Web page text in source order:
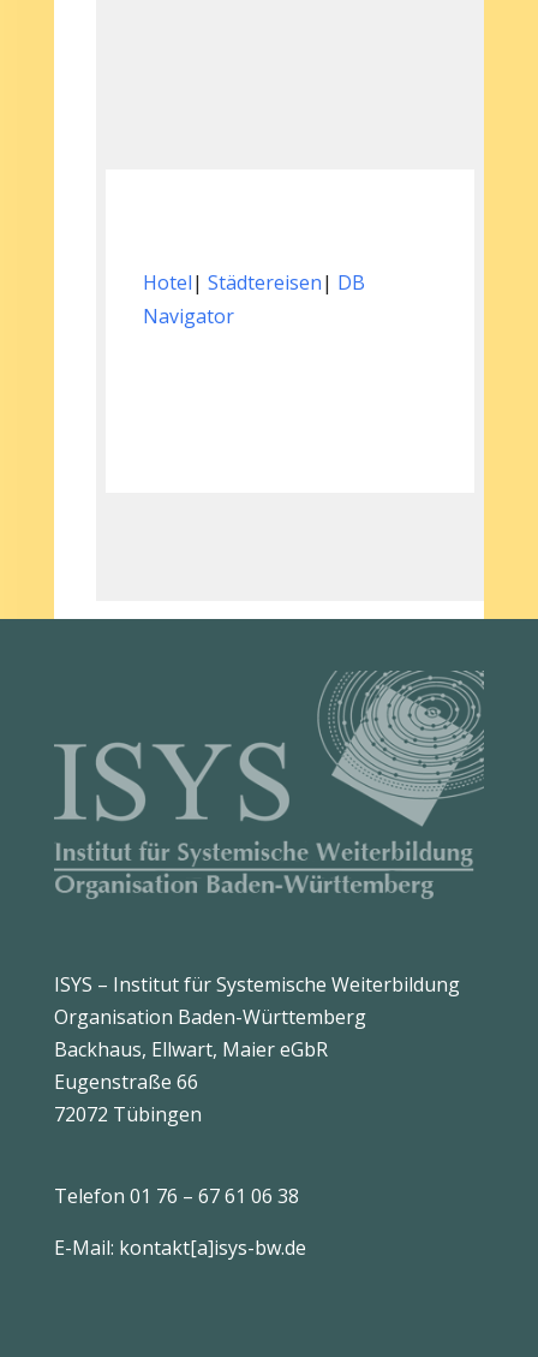
Hotel| Städtereisen| DB
Navigator
ISYS – Institut für Systemische Weiterbildung
Organisation Baden-Württemberg
Backhaus, Ellwart, Maier eGbR
Eugenstraße 66
72072 Tübingen
Telefon 01 76 – 67 61 06 38
E-Mail: kontakt[a]isys-bw.de